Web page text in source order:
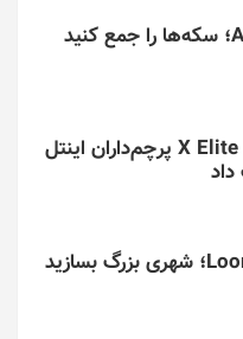
تراشه اسنپدراگون X Elite پرچم‌داران اینتل